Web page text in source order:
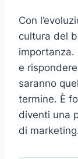
Con
cultura del
importanza.
e
saranno
termine. È
diventi una
di